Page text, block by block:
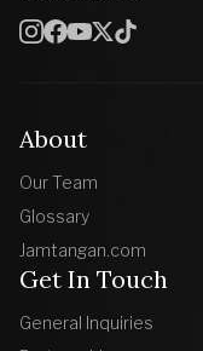
About
Our Team
Glossary
Jamtangan.com
Get In Touch
General Inquiries